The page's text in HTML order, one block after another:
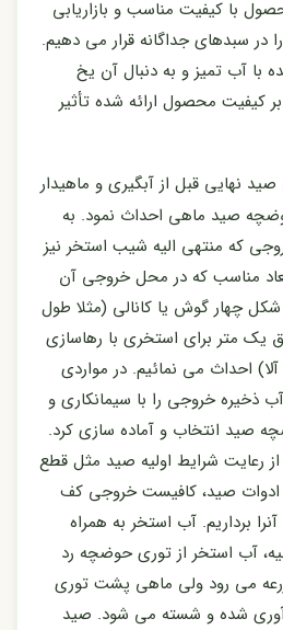
با کیفیت مناسب و بازاریابی
در سبدهای جداگانه قرار می دهیم.
آب تمیز و به دنبال آن یخ
کیفیت محصول ارائه شده تأثیر
نهایی قبل از آبگیری و ماهیدار
صید ماهی احداث نمود. به
که منتهی الیه شیب استخر نیز
مناسب که در محل خروجی آن
چهار گوش یا کانالی (مثلا طول
عمق یک متر برای استخری با رهاسازی
آلا) احداث می نمائیم. در مواردی
ذخیره خروجی را با سیمانکاری و
صید انتخاب و آماده سازی کرد.
رعایت شرایط اولیه صید مثل قطع
ادوات صید، کافیست خروجی کف
برداریم. آب استخر به همراه
آب استخر از توری حوضچه رد
می رود ولی ماهی پشت توری
شده و شسته می شود. صید